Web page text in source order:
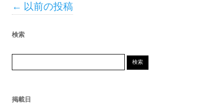
投稿ナビゲーション
← 以前の投稿
検索
掲載日